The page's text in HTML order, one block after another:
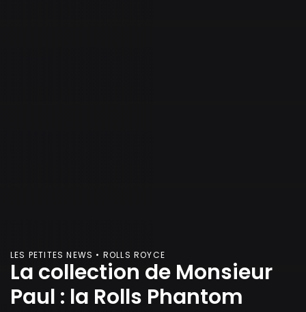
LES PETITES NEWS • ROLLS ROYCE
La collection de Monsieur
Paul : la Rolls Phantom